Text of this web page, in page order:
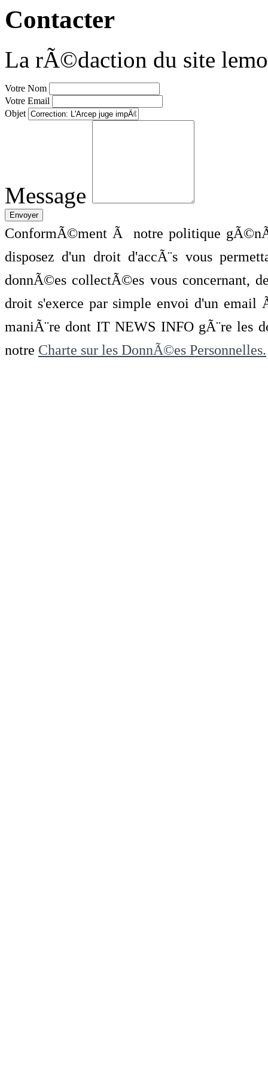
Contacter
La rÃ©daction du site
Votre Nom
Votre Email
Objet
Message
ConformÃ©ment Ã notre politique
disposez d'un droit d'accÃ¨s vous
donnÃ©es collectÃ©es vous concernant,
droit s'exerce par simple envoi d'un
maniÃ¨re dont IT NEWS INFO gÃ¨re les
notre Charte sur les DonnÃ©es Personnelles.